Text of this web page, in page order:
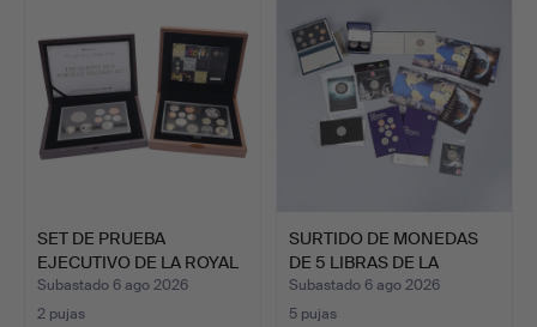
SET DE PRUEBA
EJECUTIVO DE LA ROYAL
MINT D…
Subastado 6 ago 2026
2 pujas
SURTIDO DE MONEDAS
DE 5 LIBRAS DE LA
ROYAL…
Subastado 6 ago 2026
5 pujas